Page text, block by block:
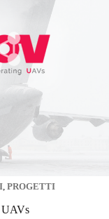
PROGETTI
UAVs